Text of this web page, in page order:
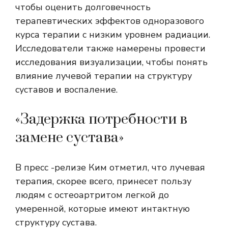
чтобы оценить долговечность
терапевтических эффектов одноразового
курса терапии с низким уровнем радиации.
Исследователи также намерены провести
исследования визуализации, чтобы понять
влияние лучевой терапии на структуру
суставов и воспаление.
«Задержка потребности в
замене сустава»
В пресс -релизе Ким отметил, что лучевая
терапия, скорее всего, принесет пользу
людям с остеоартритом легкой до
умеренной, которые имеют интактную
структуру сустава.